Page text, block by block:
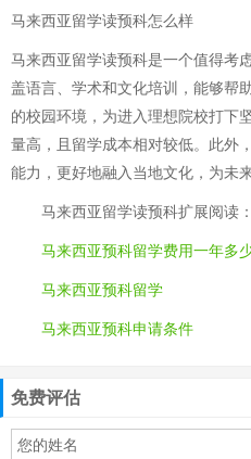
马来西亚留学读预科怎么样
马来西亚留学读预科是一个值得考
盖语言、学术和文化培训，能够帮
的校园环境，为进入理想院校打下
量高，且留学成本相对较低。此外
能力，更好地融入当地文化，为未
马来西亚留学读预科扩展阅读：
马来西亚预科留学费用一年多
马来西亚预科留学
马来西亚预科申请条件
免费评估